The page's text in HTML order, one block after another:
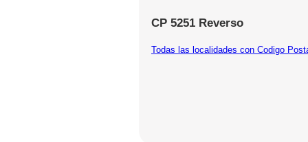
CP 5251 Reverso
Todas las localidades con Codigo